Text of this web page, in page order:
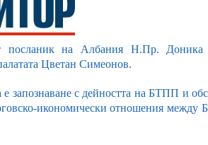
посланик на Албания Н.Пр.
Цветан Симеонов.
е запознаване с дейността на БТПП и
икономически отношения между